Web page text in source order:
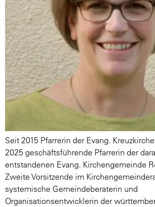
Seit 2015 Pfarrerin der Evang.
2025 geschäftsführende Pfarrerin der
entstandenen Evang. Kirchengemeinde
Zweite Vorsitzende im
systemische Gemeindeberaterin und
Organisationsentwicklerin der